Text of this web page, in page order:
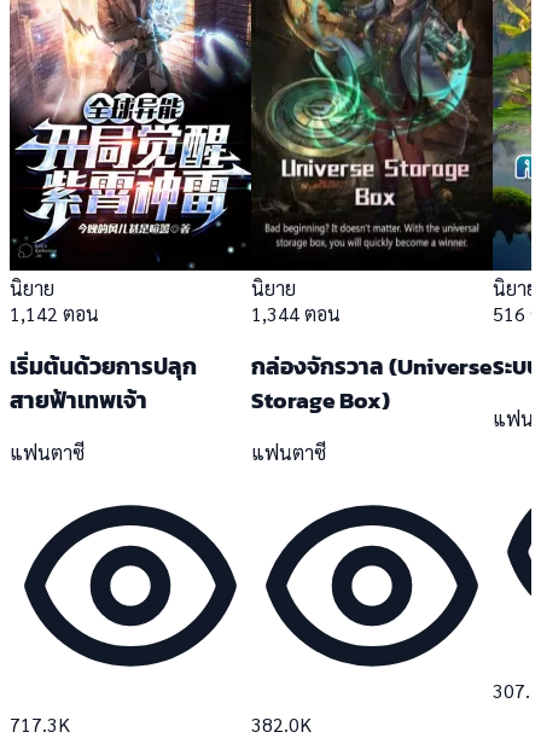
นิยาย
1,142 ตอน
เริ่มต้นด้วยการปลุก
สายฟ้าเทพเจ้า
แฟนตาซี
717.3K
นิยาย
1,344 ตอน
กล่องจักรวาล (Universe
Storage Box)
แฟนตาซี
382.0K
นิยาย
516
ระบ
แฟน